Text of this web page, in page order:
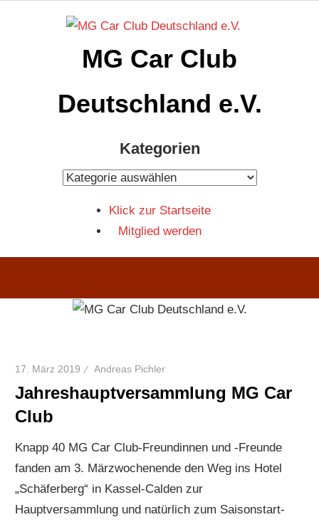
MG Car Club
Deutschland e.V.
Kategorien
Kategorien
Klick zur Startseite
Mitglied werden
17. März 2019 Andreas Pichler
Jahreshauptversammlung MG Car
Club
Knapp 40 MG Car Club-Freundinnen und -Freunde
fanden am 3. Märzwochenende den Weg ins Hotel
„Schäferberg“ in Kassel-Calden zur
Hauptversammlung und natürlich zum Saisonstart-